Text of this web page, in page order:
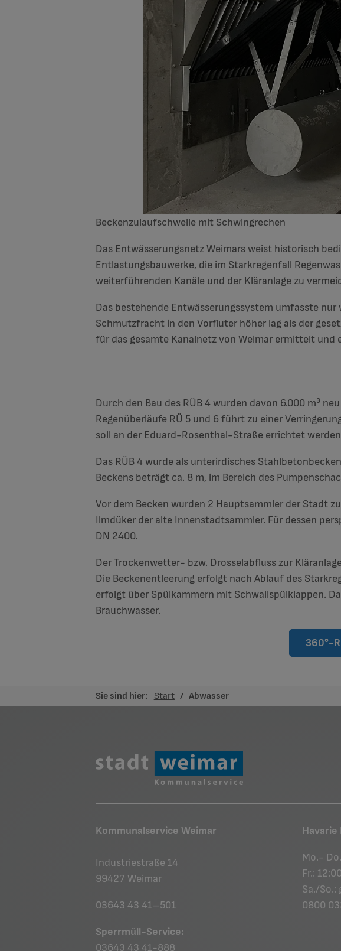
Beckenzulaufschwelle mit Schwingrechen
Das Entwässerungsnetz Weimars weist historisch
Entlastungsbauwerke, die im Starkregenfall
weiterführenden Kanäle und der Kläranlage zu
Das bestehende Entwässerungssystem umfasste
Schmutzfracht in den Vorfluter höher lag als der
für das gesamte Kanalnetz von Weimar ermittelt und
Durch den Bau des RÜB 4 wurden davon 6.000 m³
Regenüberläufe RÜ 5 und 6 führt zu einer
soll an der Eduard-Rosenthal-Straße errichtet
Das RÜB 4 wurde als unterirdisches
Beckens beträgt ca. 8 m, im Bereich des
Vor dem Becken wurden 2 Hauptsammler der Stadt
Ilmdüker der alte Innenstadtsammler. Für dessen
DN 2400.
Der Trockenwetter- bzw. Drosselabfluss zur
Die Beckenentleerung erfolgt nach Ablauf des
erfolgt über Spülkammern mit Schwallspülklappen.
Brauchwasser.
360°-
Sie sind hier: Start Abwasser
Kommunalservice Weimar
Industriestraße 14
99427 Weimar
03643 43 41–501
Sperrmüll-Service:
03643 43 41-888
Mo.-
Fr.:
Sa./So.:
0800